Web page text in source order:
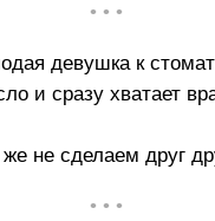
• • •
девушка к
и сразу хватает
не сделаем друг
• • •